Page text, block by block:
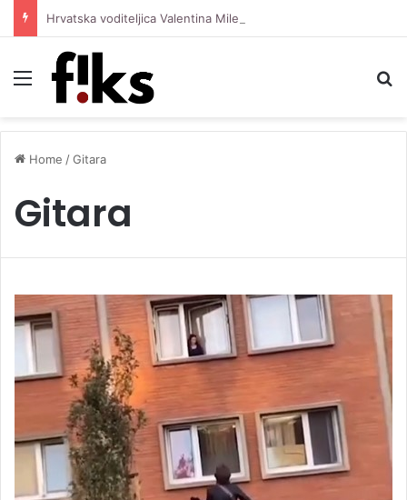
Menu
Home /Gitara
Gitara